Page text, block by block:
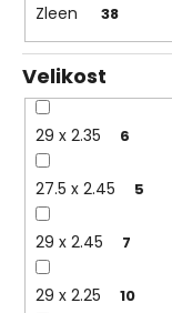
Zleen 38
Velikost
29 x 2.35 6
27.5 x 2.45 5
29 x 2.45 7
29 x 2.25 10